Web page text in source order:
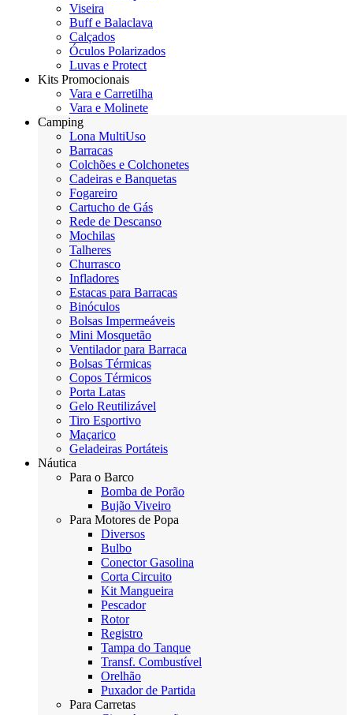
Viseira
Buff e Balaclava
Calçados
Óculos Polarizados
Luvas e Protect
Kits Promocionais
Vara e Carretilha
Vara e Molinete
Camping
Lona MultiUso
Barracas
Colchões e Colchonetes
Cadeiras e Banquetas
Fogareiro
Cartucho de Gás
Rede de Descanso
Mochilas
Talheres
Churrasco
Infladores
Estacas para Barracas
Binóculos
Bolsas Impermeáveis
Mini Mosquetão
Ventilador para Barraca
Bolsas Térmicas
Copos Térmicos
Porta Latas
Gelo Reutilizável
Tiro Esportivo
Maçarico
Geladeiras Portáteis
Náutica
Para o Barco
Bomba de Porão
Bujão Viveiro
Para Motores de Popa
Diversos
Bulbo
Conector Gasolina
Corta Circuito
Kit Mangueira
Pescador
Rotor
Registro
Tampa do Tanque
Transf. Combustível
Orelhão
Puxador de Partida
Para Carretas